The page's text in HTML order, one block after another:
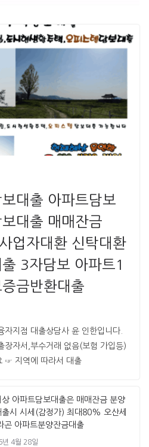
대출 아파트담보
대출 매매잔금
업자대환 신탁대환
3자담보 아파트1
금반환대출
지점 대출상담사 윤 인한입니다.
장자서,부수거래 없음(보험 가입등)
☞ 지역에 따라서 대출
상 아파트담보대출은 매매잔금 분양
출시 시세(감정가) 최대80% 오산세
곤 아파트분양잔금대출
년 4월 28일